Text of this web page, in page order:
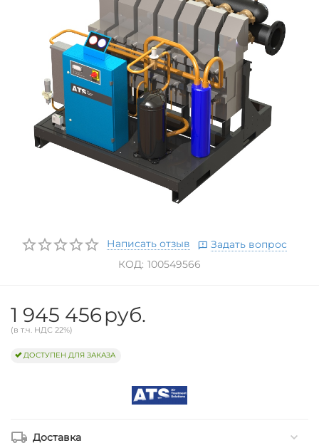
Написать отзыв
Задать вопрос
КОД: 100549566
1 945 456руб.
(в т.ч. НДС 22%)
ДОСТУПЕН ДЛЯ ЗАКАЗА
Доставка